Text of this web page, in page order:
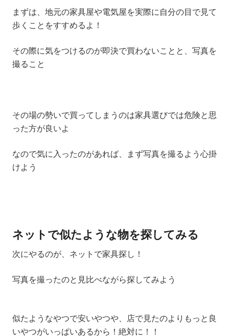
まずは、地元の家具屋や電気屋を実際に自分の目で見て
歩くことをすすめるよ！
その際に気をつけるのが即決で買わないこと と、 写真を
撮ること
その場の勢いで買ってしまうのは家具選びでは危険と思
った方が良いよ
なので気に入ったのがあれば、まず写真を撮るよう心掛
けよう
ネットで似たような物を探してみる
次にやるのが、ネットで家具探し！
写真を撮ったのと見比べながら探してみよう
似たようなやつで安いやつや、店で見たのよりもっと良
いやつがいっぱいあるから！絶対に！！